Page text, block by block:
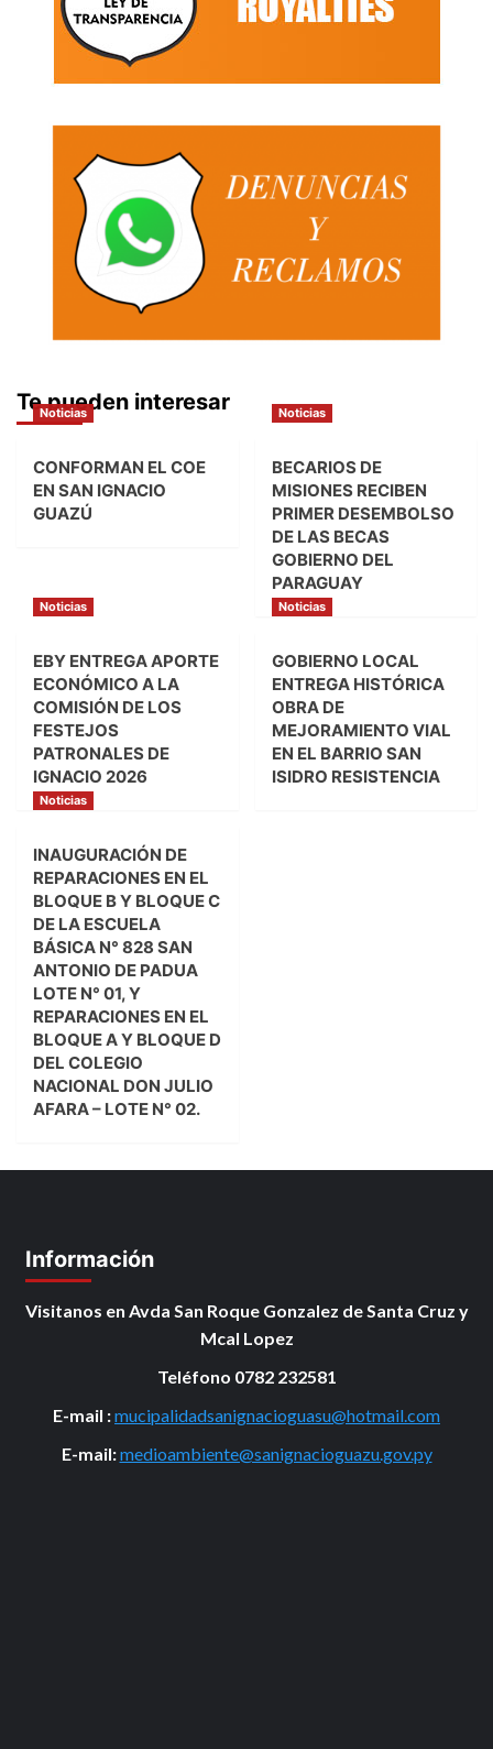
Te pueden interesar
Noticias
CONFORMAN EL COE
EN SAN IGNACIO
GUAZÚ
Noticias
BECARIOS DE
MISIONES RECIBEN
PRIMER DESEMBOLSO
DE LAS BECAS
GOBIERNO DEL
PARAGUAY
Noticias
EBY ENTREGA APORTE
ECONÓMICO A LA
COMISIÓN DE LOS
FESTEJOS
PATRONALES DE
IGNACIO 2026
Noticias
GOBIERNO LOCAL
ENTREGA HISTÓRICA
OBRA DE
MEJORAMIENTO VIAL
EN EL BARRIO SAN
ISIDRO RESISTENCIA
Noticias
INAUGURACIÓN DE
REPARACIONES EN EL
BLOQUE B Y BLOQUE C
DE LA ESCUELA
BÁSICA N° 828 SAN
ANTONIO DE PADUA
LOTE N° 01, Y
REPARACIONES EN EL
BLOQUE A Y BLOQUE D
DEL COLEGIO
NACIONAL DON JULIO
AFARA – LOTE N° 02.
Información
Visitanos en Avda San Roque Gonzalez de Santa Cruz y
Mcal Lopez
Teléfono 0782 232581
E-mail :mucipalidadsanignacioguasu@hotmail.com
E-mail:medioambiente@sanignacioguazu.gov.py